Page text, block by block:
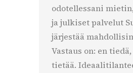
odotellessani
ja julkiset palvelut
järjestää
Vastaus on: en
tietää.